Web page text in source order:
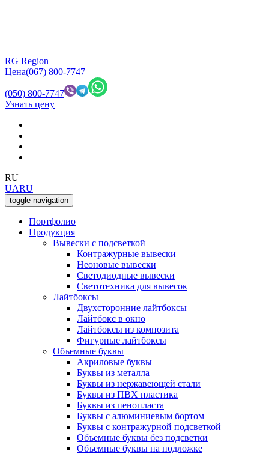
RG Region
Цена(067) 800-7747
(050) 800-7747
Узнать цену
RU
UARU
toggle navigation
Портфолио
Продукция
Вывески с подсветкой
Контражурные вывески
Неоновые вывески
Светодиодные вывески
Светотехника для вывесок
Лайтбоксы
Двухсторонние лайтбоксы
Лайтбокс в окно
Лайтбоксы из композита
Фигурные лайтбоксы
Объемные буквы
Акриловые буквы
Буквы из металла
Буквы из нержавеющей стали
Буквы из ПВХ пластика
Буквы из пенопласта
Буквы с алюминиевым бортом
Буквы с контражурной подсветкой
Объемные буквы без подсветки
Объемные буквы на подложке